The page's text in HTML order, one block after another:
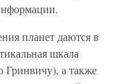
планет даются в
шкала
Гринвичу), а также